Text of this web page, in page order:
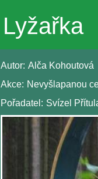
Lyžařka
Autor: Alča Kohoutová
Akce: Nevyšlapanou
Pořadatel: Svízel